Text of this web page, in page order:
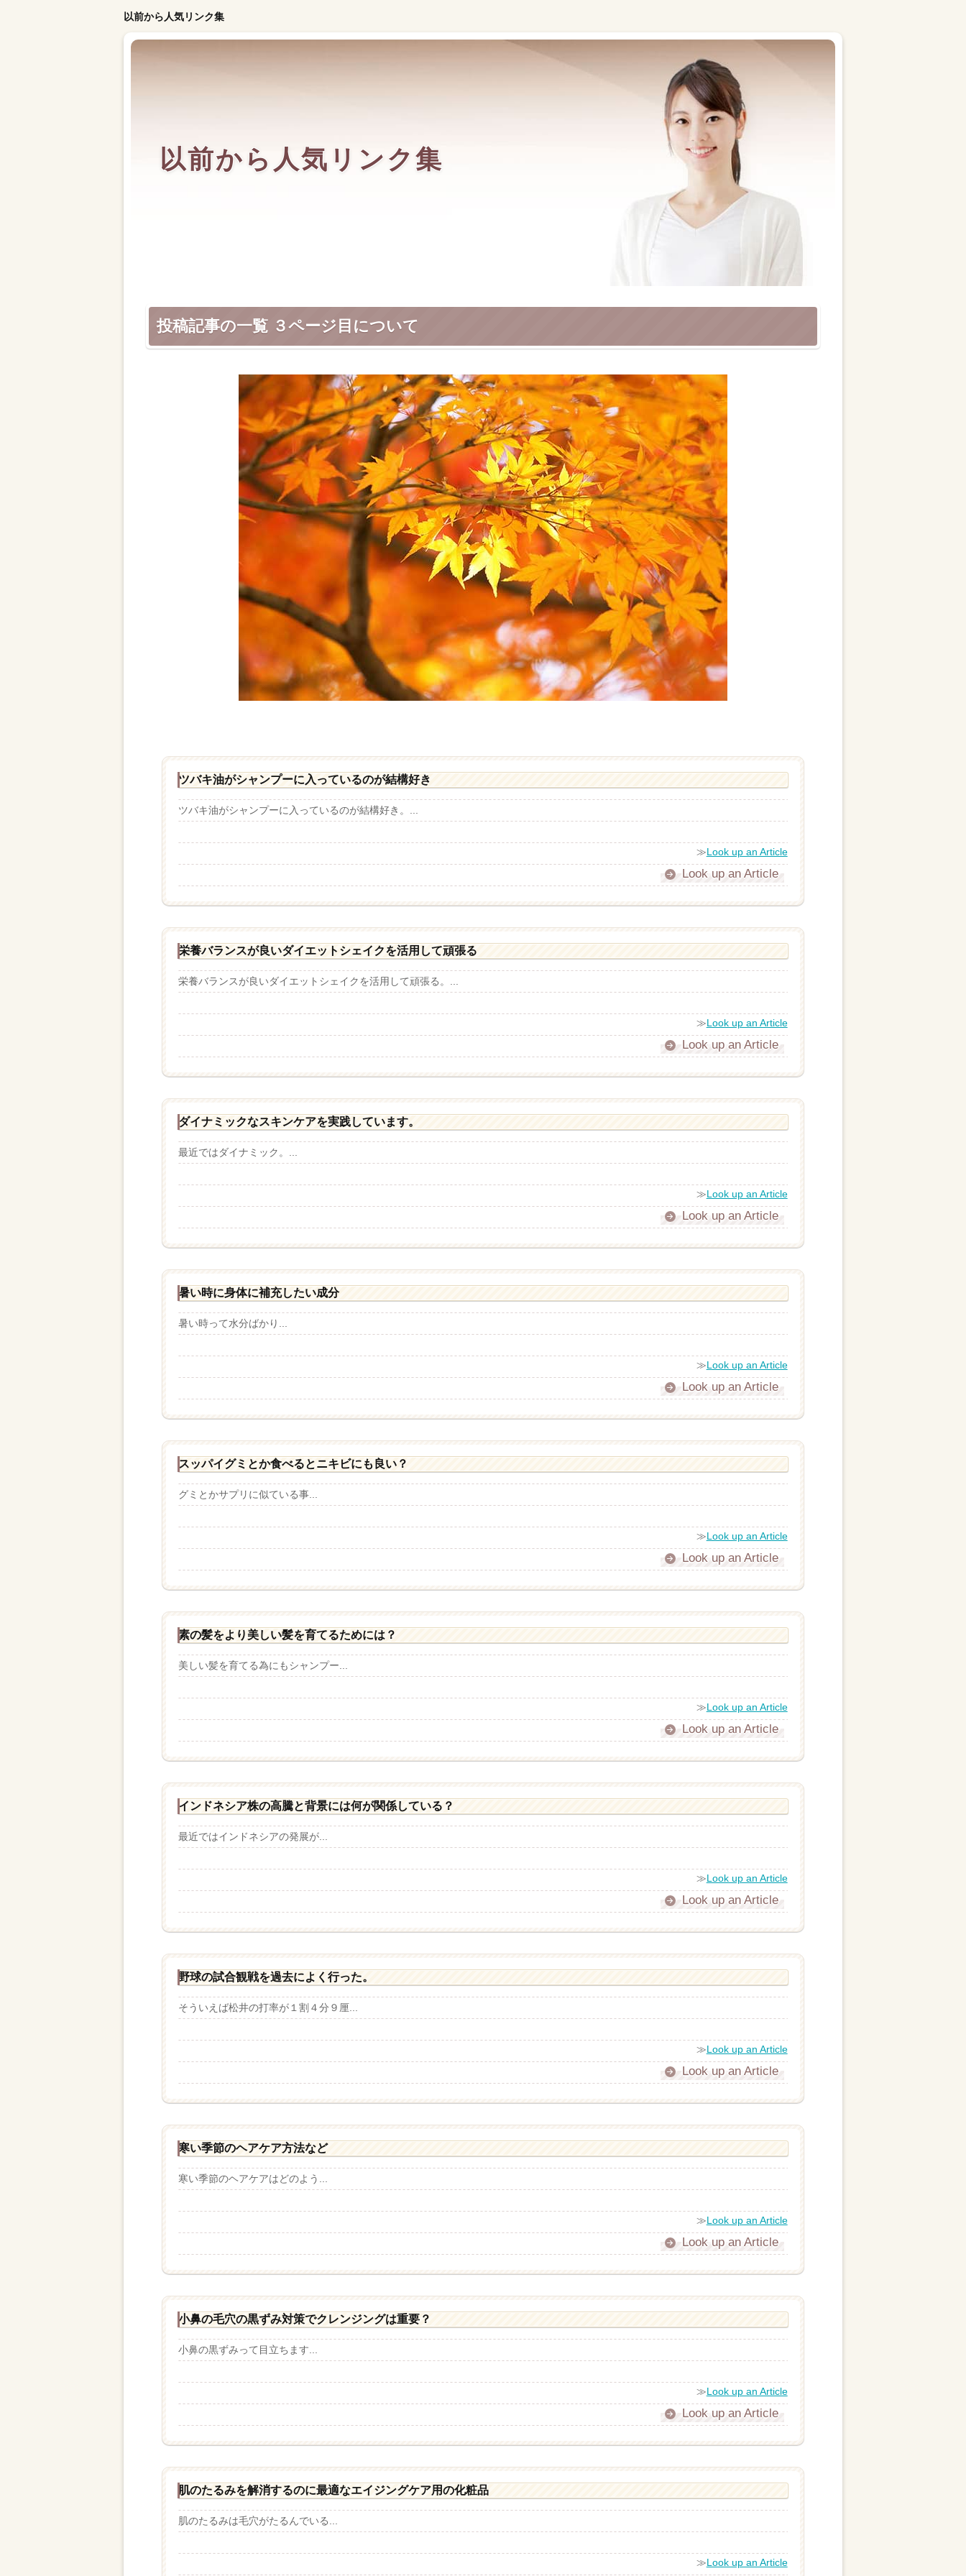
以前から人気リンク集
以前から人気リンク集
投稿記事の一覧 ３ページ目について
ツバキ油がシャンプーに入っているのが結構好き
ツバキ油がシャンプーに入っているのが結構好き。...
≫Look up an Article
Look up an Article
栄養バランスが良いダイエットシェイクを活用して頑張る
栄養バランスが良いダイエットシェイクを活用して頑張る。...
≫Look up an Article
Look up an Article
ダイナミックなスキンケアを実践しています。
最近ではダイナミック。...
≫Look up an Article
Look up an Article
暑い時に身体に補充したい成分
暑い時って水分ばかり...
≫Look up an Article
Look up an Article
スッパイグミとか食べるとニキビにも良い？
グミとかサプリに似ている事...
≫Look up an Article
Look up an Article
素の髪をより美しい髪を育てるためには？
美しい髪を育てる為にもシャンプー...
≫Look up an Article
Look up an Article
インドネシア株の高騰と背景には何が関係している？
最近ではインドネシアの発展が...
≫Look up an Article
Look up an Article
野球の試合観戦を過去によく行った。
そういえば松井の打率が１割４分９厘...
≫Look up an Article
Look up an Article
寒い季節のヘアケア方法など
寒い季節のヘアケアはどのよう...
≫Look up an Article
Look up an Article
小鼻の毛穴の黒ずみ対策でクレンジングは重要？
小鼻の黒ずみって目立ちます...
≫Look up an Article
Look up an Article
肌のたるみを解消するのに最適なエイジングケア用の化粧品
肌のたるみは毛穴がたるんでいる...
≫Look up an Article